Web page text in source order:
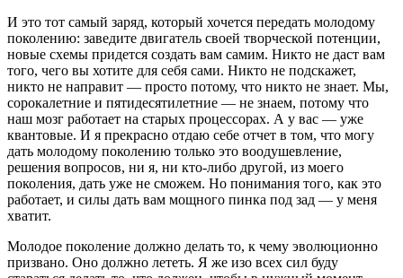
И это тот самый заряд, который хочется передать молодому
поколению: заведите двигатель своей творческой потенции,
новые схемы придется создать вам самим. Никто не даст вам
того, чего вы хотите для себя сами. Никто не подскажет,
никто не направит — просто потому, что никто не знает. Мы,
сорокалетние и пятидесятилетние — не знаем, потому что
наш мозг работает на старых процессорах. А у вас — уже
квантовые. И я прекрасно отдаю себе отчет в том, что могу
дать молодому поколению только это воодушевление,
решения вопросов, ни я, ни кто-либо другой, из моего
поколения, дать уже не сможем. Но понимания того, как это
работает, и силы дать вам мощного пинка под зад — у меня
хватит.
Молодое поколение должно делать то, к чему эволюционно
призвано. Оно должно лететь. Я же изо всех сил буду